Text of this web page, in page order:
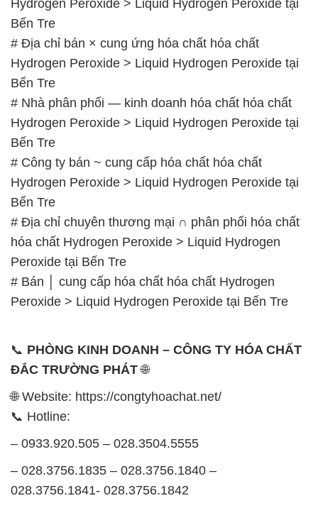
Hydrogen Peroxide > Liquid Hydrogen Peroxide tại
Bến Tre
# Địa chỉ bán × cung ứng hóa chất hóa chất
Hydrogen Peroxide > Liquid Hydrogen Peroxide tại
Bến Tre
# Nhà phân phối — kinh doanh hóa chất hóa chất
Hydrogen Peroxide > Liquid Hydrogen Peroxide tại
Bến Tre
# Công ty bán ~ cung cấp hóa chất hóa chất
Hydrogen Peroxide > Liquid Hydrogen Peroxide tại
Bến Tre
# Địa chỉ chuyên thương mại ∩ phân phối hóa chất
hóa chất Hydrogen Peroxide > Liquid Hydrogen
Peroxide tại Bến Tre
# Bán │ cung cấp hóa chất hóa chất Hydrogen
Peroxide > Liquid Hydrogen Peroxide tại Bến Tre
📞 PHÒNG KINH DOANH – CÔNG TY HÓA CHẤT
ĐẮC TRƯỜNG PHÁT🌐
🌐 Website: https://congtyhoachat.net/
📞 Hotline:
– 0933.920.505 – 028.3504.5555
– 028.3756.1835 – 028.3756.1840 –
028.3756.1841- 028.3756.1842